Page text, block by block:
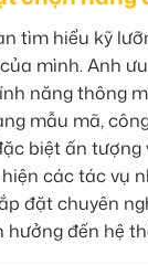
tìm hiểu kỹ
mình. Anh
năng thông
mẫu mã,
biệt ấn
các tác vụ
đặt chuyên
hưởng đến hệ